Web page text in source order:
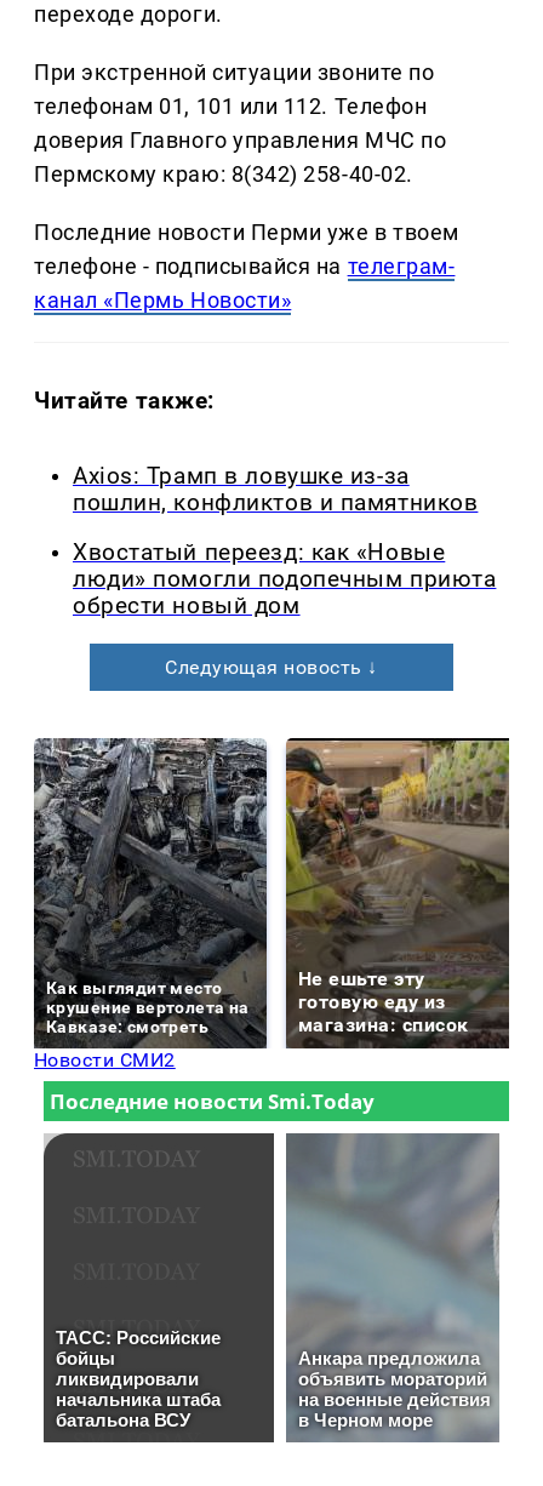
переходе дороги.
При экстренной ситуации звоните по
телефонам 01, 101 или 112. Телефон
доверия Главного управления МЧС по
Пермскому краю: 8(342) 258-40-02.
Последние новости Перми уже в твоем
телефоне - подписывайся на телеграм-
канал «Пермь Новости»
Читайте также:
Axios: Трамп в ловушке из-за
пошлин, конфликтов и памятников
Хвостатый переезд: как «Новые
люди» помогли подопечным приюта
обрести новый дом
Следующая новость ↓
Как выглядит место
крушение вертолета на
Кавказе: смотреть
Не ешьте эту
готовую еду из
магазина: список
Новости СМИ2